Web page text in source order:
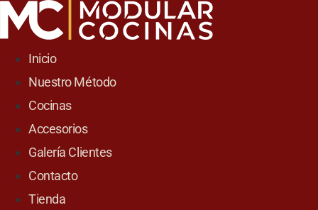
Skip
contentInicio
Nuestro Método
Cocinas
Accesorios
Galería Clientes
Contacto
Tienda